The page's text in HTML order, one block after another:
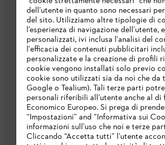
L’azienda
Chi siamo
Scarica il catalogo
STIHL Integrity
dell’utente in quanto sono necessari
del sito. Utilizziamo altre tipologie di
l’esperienza di navigazione
personalizzati, ivi inclusa l'analisi del
l'efficacia dei contenuti pubblicitari
personalizzate e la creazione di profili
cookie vengono installati solo previo
cookie sono utilizzati sia da noi che da
Google o Tealium). Tali terze parti
personali riferibili all’utente anche al
Economico Europeo. Si prega di
“Impostazioni” and “Informativa sui
informazioni sull’uso che noi e terze
Cliccando “Accetta tutti” l’utente